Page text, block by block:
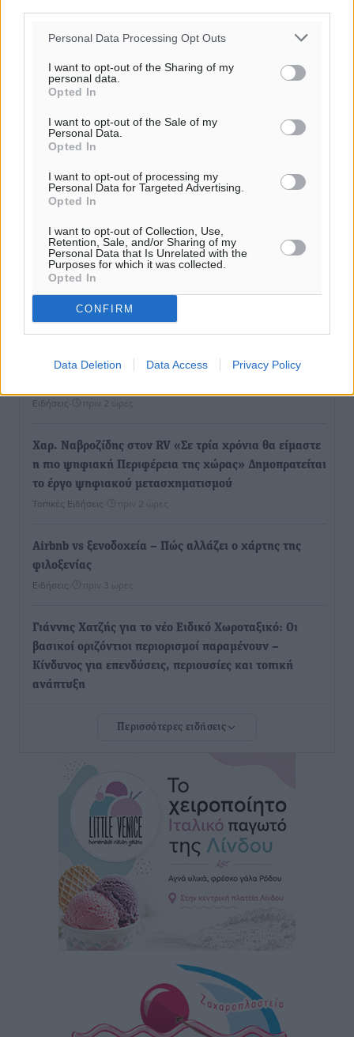
Personal Data Processing Opt Outs
I want to opt-out of the Sharing of my
personal data.
Opted In
I want to opt-out of the Sale of my
Personal Data.
Opted In
I want to opt-out of processing my
Personal Data for Targeted Advertising.
Opted In
I want to opt-out of Collection, Use,
Retention, Sale, and/or Sharing of my
Personal Data that Is Unrelated with the
Purposes for which it was collected.
Opted In
CONFIRM
Data Deletion Data Access Privacy Policy
Καιρός «hot – dry – windy» τις επόμενες 48 ώρες στη
Ειδήσεις• πριν 2 ώρες
Δύο σχολεία της Λέρου αλλάζουν όψη με δωρεά
αγάπης για τα παιδιά
Τοπικές Ειδήσεις• πριν 2 ώρες
Τουρισμός: Με θετικό πρόσημο έως τώρα η χρονιά,
Ειδήσεις πριν 2 ώρες
Χαρ. Ναβροζίδης στον RV «Σε τρία χρόνια θα είμαστε
η πιο ψηφιακή Περιφέρεια της χώρας» Δημοπρατείται
το έργο ψηφιακού μετασχηματισμού
Τοπικές Ειδήσεις πριν 2 ώρες
Airbnb vs ξενοδοχεία – Πώς αλλάζει ο χάρτης της
φιλοξενίας
Ειδήσεις πριν 3 ώρες
Γιάννης Χατζής για το νέο Ειδικό Χωροταξικό: Οι
βασικοί οριζόντιοι περιορισμοί παραμένουν –
Κίνδυνος για επενδύσεις, περιουσίες και τοπική
ανάπτυξη
δεν υπάρχουν περιθώρια εφησυχασμού
πριν 3 ώρες
Στον Άγιο Νικόλαο Χάλκης ανοίγει ξανά το
ανανεωμένο εκκλησιαστικό μουσείο από τη Λέσχη
Lions Χάλκης
Τοπικές Ειδήσεις• πριν 3 ώρες
Ρόδος: «Βουλιάζει» από τουρίστες – Πάνω από 1 εκατ.
επιβάτες και 55 κρουαζιερόπλοια
Γ’ Εθνική Κατηγορία: Οι ημερομηνίες των
αγωνιστικών της κανονικής περιόδου
Περισσότερες ειδήσεις